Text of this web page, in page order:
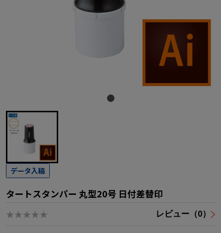
データ入稿
タートスタンパー 丸型20号 日付差替印
★★★★★ レビュー（0）